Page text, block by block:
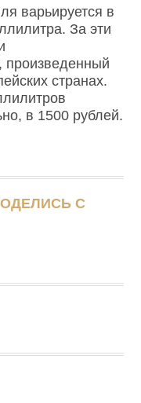
варьируется в
За эти
произведенный
странах.
в 1500 рублей.
С